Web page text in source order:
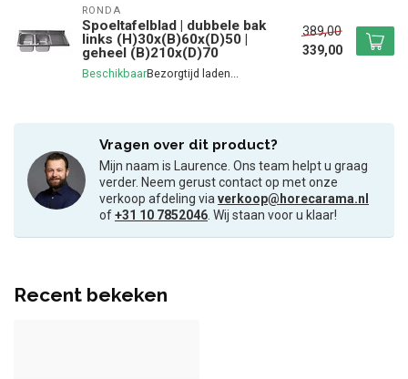
RONDA
Spoeltafelblad | dubbele bak
links (H)30x(B)60x(D)50 |
geheel (B)210x(D)70
Beschikbaar
389,00
339,00
Vragen over dit product?
Mijn naam is Laurence. Ons team helpt u graag
verder. Neem gerust contact op met onze
verkoop afdeling viaverkoop@horecarama.nl
of+31 10 7852046. Wij staan voor u klaar!
Recent bekeken